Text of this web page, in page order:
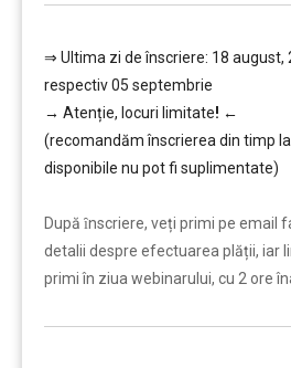
⇒ Ultima zi de înscriere: 18 august,
respectiv 05 septembrie
→ Atenție, locuri limitate! ←
(recomandăm înscrierea din timp
disponibile nu pot fi suplimentate)
După ȋnscriere, veți primi pe email
detalii despre efectuarea plății, iar
primi în ziua webinarului, cu 2 ore